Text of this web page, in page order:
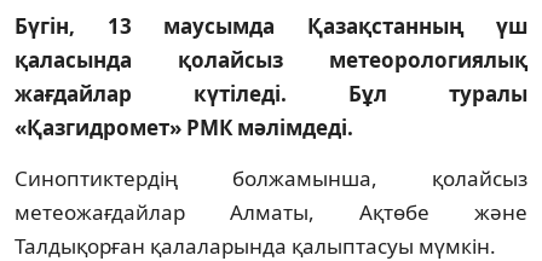
Бүгін, 13 маусымда Қазақстанның үш
қаласында қолайсыз метеорологиялық
жағдайлар күтіледі. Бұл туралы
«Қазгидромет» РМК мәлімдеді.
Синоптиктердің болжамынша, қолайсыз
метеожағдайлар Алматы, Ақтөбе және
Талдықорған қалаларында қалыптасуы мүмкін.